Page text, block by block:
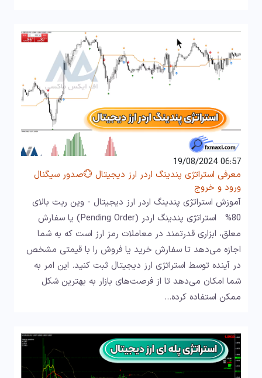
06:57 19/08/2024
معرفی استراتژی پندینگ اردر ارز دیجیتال 💮صدور سیگنال
ورود و خروج
آموزش استراتژی پندینگ اردر ارز دیجیتال - وین ریت بالای
80% استراتژی پندینگ اردر (Pending Order) یا سفارش
معلق، ابزاری قدرتمند در معاملات رمز ارز است که به شما
اجازه می‌دهد تا سفارش خرید یا فروش را با قیمتی مشخص
در آینده توسط استراتژی ارز دیجیتال ثبت کنید. این امر به
شما امکان می‌دهد تا از فرصت‌های بازار به بهترین شکل
ممکن استفاده کرده…